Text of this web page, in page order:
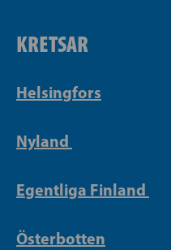
KRETSAR
Helsingfors
Nyland
Egentliga Finland
Österbotten